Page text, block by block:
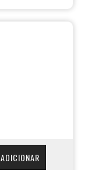
ADICIONAR